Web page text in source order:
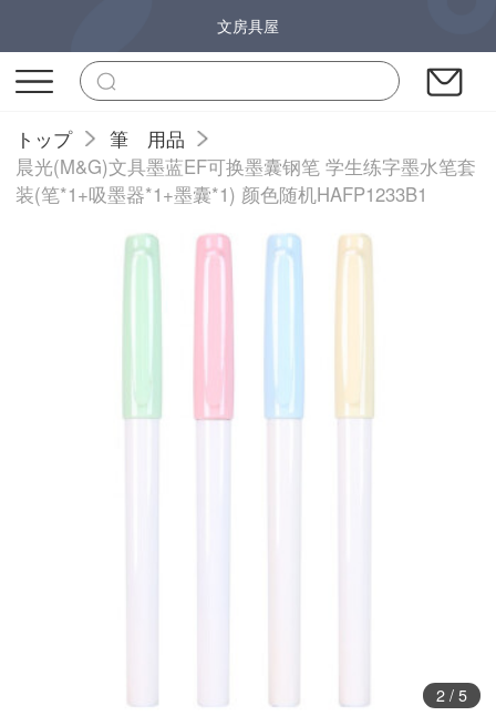
文房具屋
トップ
筆 用品
晨光(M&G)文具墨蓝EF可换墨囊钢笔 学生练字墨水笔套
装(笔*1+吸墨器*1+墨囊*1) 颜色随机HAFP1233B1
3/ 5